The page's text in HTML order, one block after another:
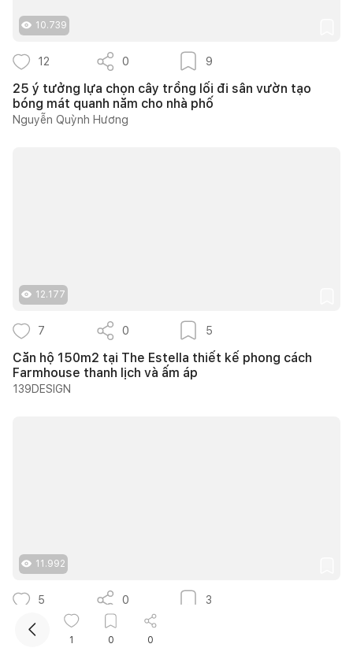
10.739
12 0 9
25 ý tưởng lựa chọn cây trồng lối đi sân vườn tạo
bóng mát quanh năm cho nhà phố
Nguyễn Quỳnh Hương
12.177
7 0 5
Căn hộ 150m2 tại The Estella thiết kế phong cách
Farmhouse thanh lịch và ấm áp
139DESIGN
11.992
5 0 3
Trình Cà Phê - Khi những vật liệu cũ được kể lại bằng
một ngôn ngữ thiết kế mới
1 0 0